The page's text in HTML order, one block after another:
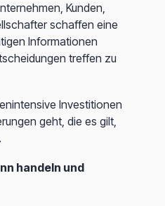
Kunden,
schaffen eine
Informationen
treffen zu
Investitionen
geht, die es gilt,
handeln und